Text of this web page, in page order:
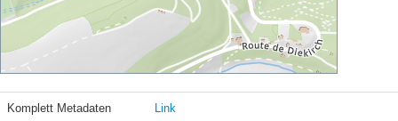
Komplett Metadaten Link